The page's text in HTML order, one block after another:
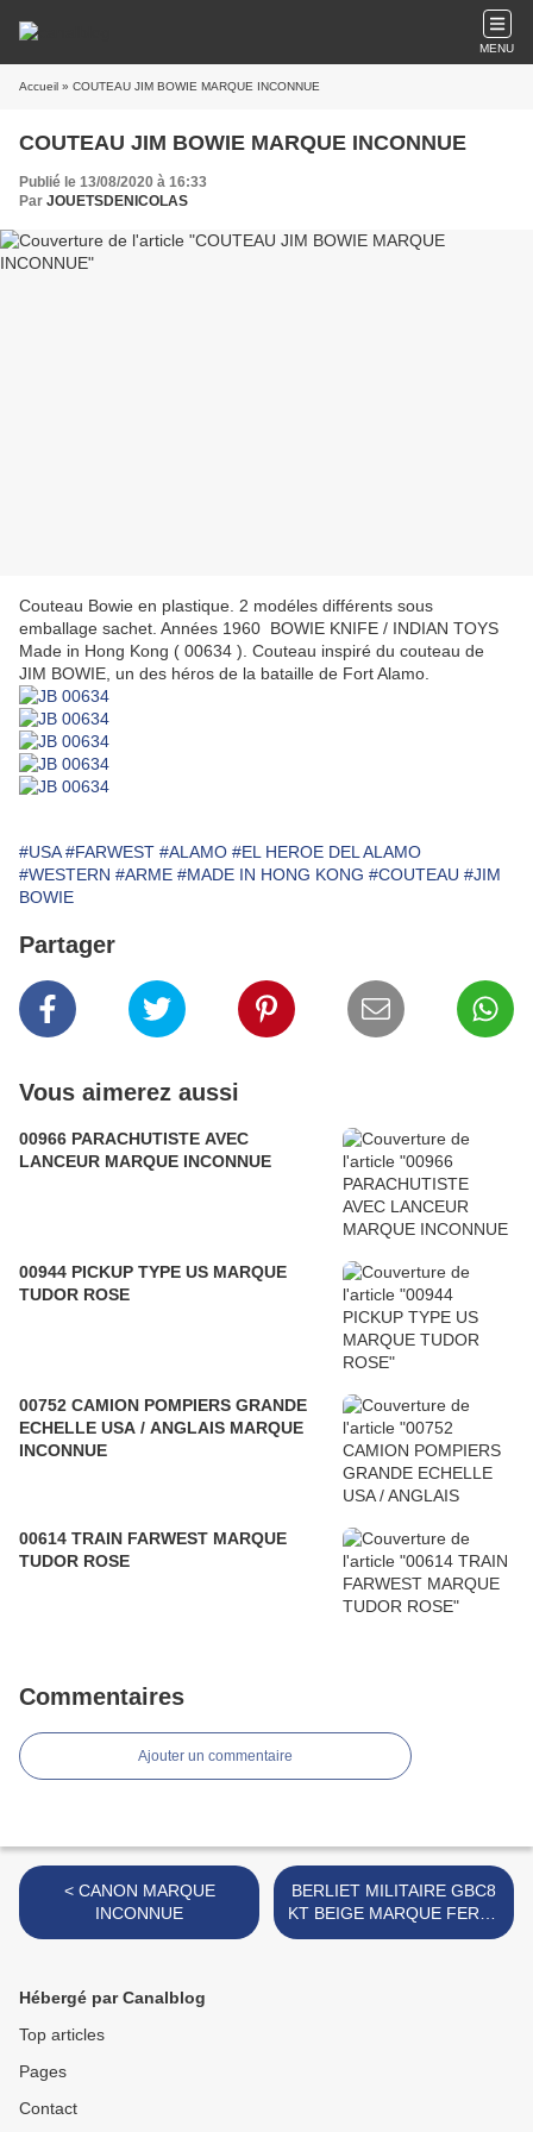
MENU
Accueil » COUTEAU JIM BOWIE MARQUE INCONNUE
COUTEAU JIM BOWIE MARQUE INCONNUE
Publié le 13/08/2020 à 16:33
Par JOUETSDENICOLAS
Couteau Bowie en plastique. 2 modéles différents sous
emballage sachet. Années 1960 BOWIE KNIFE / INDIAN TOYS
Made in Hong Kong ( 00634 ). Couteau inspiré du couteau de
JIM BOWIE, un des héros de la bataille de Fort Alamo.
#USA #FARWEST #ALAMO #EL HEROE DEL ALAMO
#WESTERN #ARME #MADE IN HONG KONG #COUTEAU #JIM
BOWIE
Partager
Vous aimerez aussi
00966 PARACHUTISTE AVEC
LANCEUR MARQUE INCONNUE
00944 PICKUP TYPE US MARQUE
TUDOR ROSE
00752 CAMION POMPIERS GRANDE
ECHELLE USA / ANGLAIS MARQUE
INCONNUE
00614 TRAIN FARWEST MARQUE
TUDOR ROSE
Commentaires
Ajouter un commentaire
< CANON MARQUE
INCONNUE
BERLIET MILITAIRE GBC8
KT BEIGE MARQUE FERAL
>
Hébergé par Canalblog
Top articles
Pages
Contact